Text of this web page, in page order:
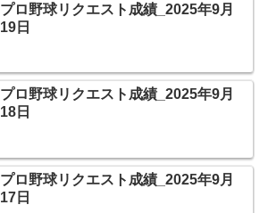
プロ野球リクエスト成績_2025年9月
19日
プロ野球リクエスト成績_2025年9月
18日
プロ野球リクエスト成績_2025年9月
17日